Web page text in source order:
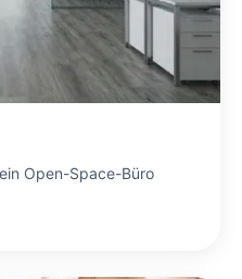
Open-Space-Büro